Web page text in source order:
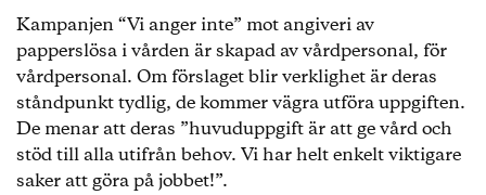
Kampanjen “Vi anger inte” mot angiveri av
papperslösa i vården är skapad av vårdpersonal, för
vårdpersonal. Om förslaget blir verklighet är deras
ståndpunkt tydlig, de kommer vägra utföra uppgiften.
De menar att deras ”huvuduppgift är att ge vård och
stöd till alla utifrån behov. Vi har helt enkelt viktigare
saker att göra på jobbet!”.